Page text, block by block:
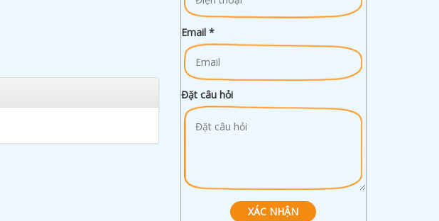
Email *
Đặt câu hỏi